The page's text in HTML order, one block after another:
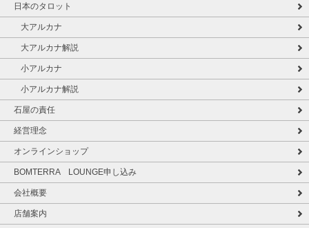
日本のタロット
大アルカナ
大アルカナ解説
小アルカナ
小アルカナ解説
石屋の責任
経営理念
オンラインショップ
BOMTERRA LOUNGE申し込み
会社概要
店舗案内